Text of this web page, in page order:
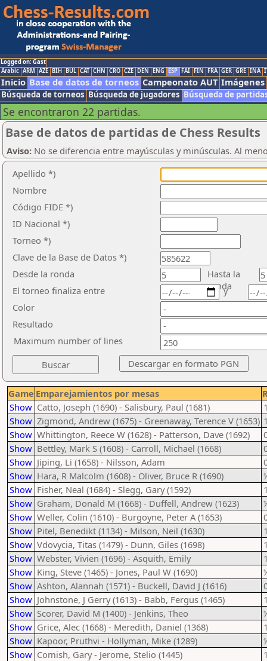
Logged on: Gast
Arabic ARM AZE BIH BUL CAT CHN CRO CZE DEN ENG ESP FAI FIN FRA GER GRE INA
Inicio Base de datos de torneos Campeonato AUT Imágenes
Búsqueda de torneos Búsqueda de jugadores Búsqueda de
Se encontraron 22 partidas.
Base de datos de partidas de Chess Results
Aviso: No se diferencia entre mayúsculas y minúsculas. Al
Apellido *)
Nombre
Código FIDE *)
ID Nacional *)
Torneo *)
Clave de la Base de Datos *)
Desde la ronda
Hasta la
ronda
El torneo finaliza entre
Color
Resultado
y
Maximum number of lines
Game Emparejamientos por mesas
Show Catto, Joseph (1690) - Salisbury, Paul (1681)
Show Zigmond, Andrew (1675) - Greenaway, Terence V (1653)
Show Whittington, Reece W (1628) - Patterson, Dave (1692)
Show Bettley, Mark S (1608) - Carroll, Michael (1668)
Show Jiping, Li (1658) - Nilsson, Adam
Show Hara, R Malcolm (1608) - Oliver, Bruce R (1690)
Show Fisher, Neal (1684) - Slegg, Gary (1592)
Show Graham, Donald M (1668) - Duffell, Andrew (1623)
Show Weller, Colin (1610) - Burgoyne, Peter A (1653)
Show Pitel, Benedikt (1134) - Milson, Neil (1630)
Show Vdovycia, Titas (1479) - Dunn, Giles (1698)
Show Webster, Vivien (1696) - Asquith, Emily
Show King, Steve (1465) - Jones, Paul W (1690)
Show Ashton, Alannah (1571) - Buckell, David J (1616)
Show Johnstone, J Gerry (1613) - Babb, Fergus (1465)
Show Scorer, David M (1400) - Jenkins, Theo
Show Grice, Alec (1668) - Meredith, Daniel (1368)
Show Kapoor, Pruthvi - Hollyman, Mike (1289)
Show Comish, Gary - Jerome, Stelio (1445)